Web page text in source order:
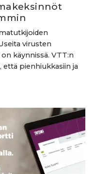
käynnissä. VTT:n
pienhiukkasiin ja